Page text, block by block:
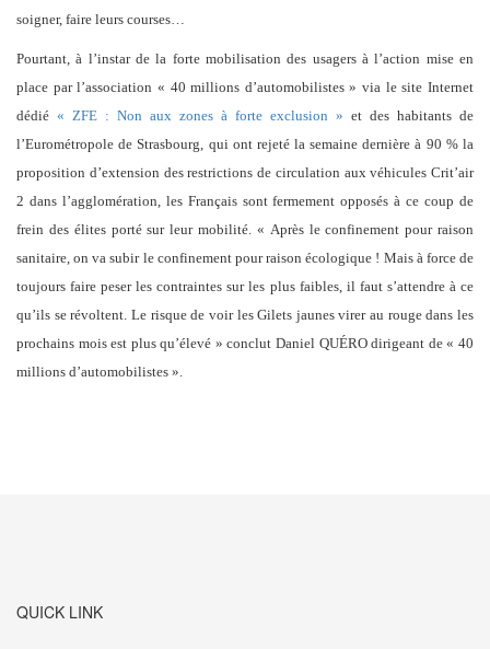
soigner, faire leurs courses…
Pourtant, à l’instar de la forte mobilisation des usagers à l’action mise en
place par l’association « 40 millions d’automobilistes » via le site Internet
dédié « ZFE : Non aux zones à forte exclusion » et des habitants de
l’Eurométropole de Strasbourg, qui ont rejeté la semaine dernière à 90 % la
proposition d’extension des restrictions de circulation aux véhicules Crit’air
2 dans l’agglomération, les Français sont fermement opposés à ce coup de
frein des élites porté sur leur mobilité. « Après le confinement pour raison
sanitaire, on va subir le confinement pour raison écologique ! Mais à force de
toujours faire peser les contraintes sur les plus faibles, il faut s’attendre à ce
qu’ils se révoltent. Le risque de voir les Gilets jaunes virer au rouge dans les
prochains mois est plus qu’élevé » conclut Daniel QUÉRO dirigeant de « 40
millions d’automobilistes ».
QUICK LINK